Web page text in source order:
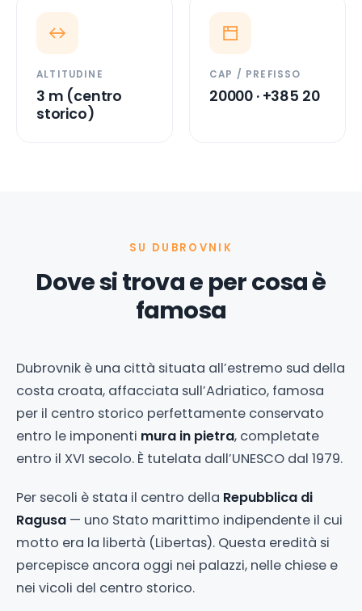
ALTITUDINE
3 m (centro
storico)
CAP / PREFISSO
20000 · +385 20
SU DUBROVNIK
Dove si trova e per cosa è
famosa
Dubrovnik è una città situata all’estremo sud della
costa croata, affacciata sull’Adriatico, famosa
per il centro storico perfettamente conservato
entro le imponenti mura in pietra, completate
entro il XVI secolo. È tutelata dall’UNESCO dal 1979.
Per secoli è stata il centro della Repubblica di
Ragusa — uno Stato marittimo indipendente il cui
motto era la libertà (Libertas). Questa eredità si
percepisce ancora oggi nei palazzi, nelle chiese e
nei vicoli del centro storico.